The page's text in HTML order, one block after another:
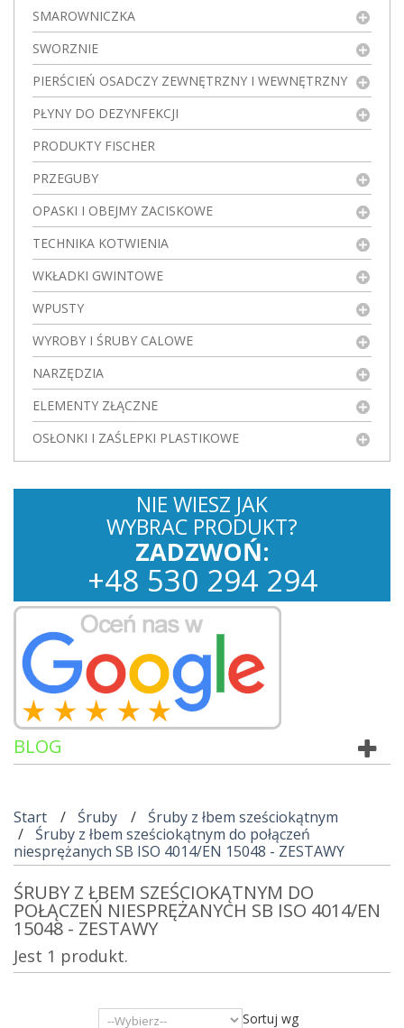
SMAROWNICZKA
SWORZNIE
PIERŚCIEŃ OSADCZY ZEWNĘTRZNY I WEWNĘTRZNY
PŁYNY DO DEZYNFEKCJI
PRODUKTY FISCHER
PRZEGUBY
OPASKI I OBEJMY ZACISKOWE
TECHNIKA KOTWIENIA
WKŁADKI GWINTOWE
WPUSTY
WYROBY I ŚRUBY CALOWE
NARZĘDZIA
ELEMENTY ZŁĄCZNE
OSŁONKI I ZAŚLEPKI PLASTIKOWE
NIE WIESZ JAK
WYBRAC PRODUKT?
ZADZWOŃ:
+48 530 294 294
BLOG
Start Śruby
Śruby z łbem sześciokątnym
Śruby z łbem sześciokątnym do połączeń
niesprężanych SB ISO 4014/EN 15048 - ZESTAWY
ŚRUBY Z ŁBEM SZEŚCIOKĄTNYM DO
POŁĄCZEŃ NIESPRĘŻANYCH SB ISO 4014/EN
15048 - ZESTAWY
Jest 1 produkt.
Sortuj wg